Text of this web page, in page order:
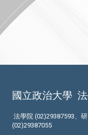
國立政治大學
法學院 (02)29387593、
(02)29387055